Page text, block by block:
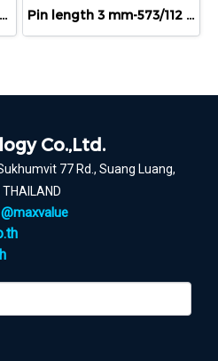
Spherical contact point-M 2/70 H/R/S/C/KU Pin length 3 mm-573/112 H
Co.,Ltd.
77 Rd., Suang Luang,
@maxvalue